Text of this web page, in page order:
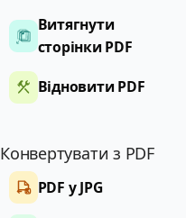
Витягнути
сторінки PDF
Відновити PDF
Конвертувати з PDF
PDF у JPG